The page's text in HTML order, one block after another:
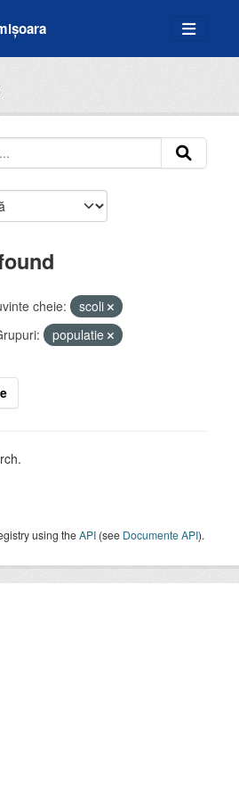
cheie:
scoli
populatie
using theAPI (see Documente API).